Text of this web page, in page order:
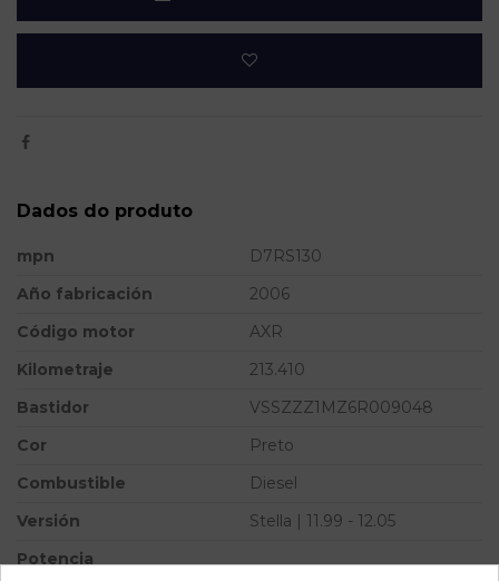
Dados do produto
mpn
D7RS130
Año fabricación
2006
Código motor
AXR
Kilometraje
213.410
Bastidor
VSSZZZ1MZ6R009048
Cor
Preto
Combustible
Diesel
Versión
Stella | 11.99 - 12.05
Potencia